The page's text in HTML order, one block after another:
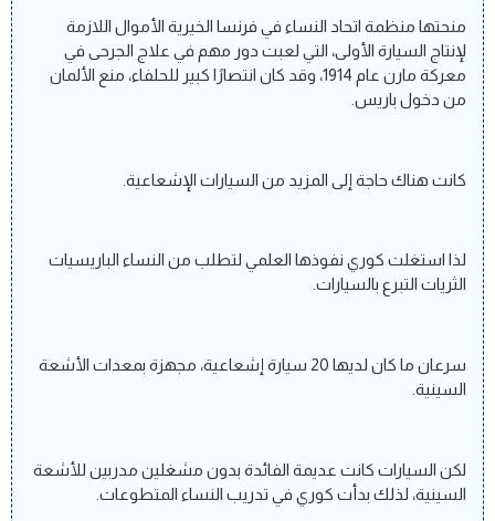
منحتها منظمة اتحاد النساء في فرنسا الخيرية الأموال اللازمة
لإنتاج السيارة الأولى، التي لعبت دور مهم في علاج الجرحى في
معركة مارن عام 1914، وقد كان انتصارًا كبير للحلفاء، منع الألمان
من دخول باريس.
كانت هناك حاجة إلى المزيد من السيارات الإشعاعية.
لذا استغلت كوري نفوذها العلمي لتطلب من النساء الباريسيات
الثريات التبرع بالسيارات.
سرعان ما كان لديها 20 سيارة إشعاعية، مجهزة بمعدات الأشعة
السينية.
لكن السيارات كانت عديمة الفائدة بدون مشغلين مدربين للأشعة
السينية، لذلك بدأت كوري في تدريب النساء المتطوعات.